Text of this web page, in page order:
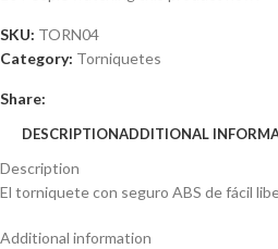
SKU: TORN04
Category: Torniquetes
Share:
DESCRIPTIONADDITIONAL
Description
El torniquete con seguro ABS de fácil
Additional information